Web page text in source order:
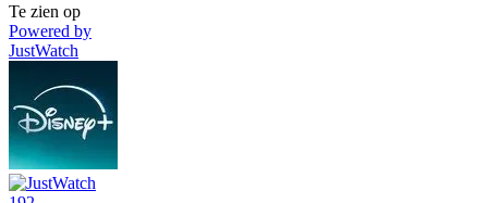
Te zien op
Powered by
JustWatch